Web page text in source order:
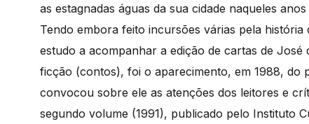
as estagnadas águas da sua cidade naqueles
Tendo embora feito incursões várias pela
estudo a acompanhar a edição de cartas de
ficção (contos), foi o aparecimento, em 1988, do
convocou sobre ele as atenções dos leitores e
segundo volume (1991), publicado pelo Instituto